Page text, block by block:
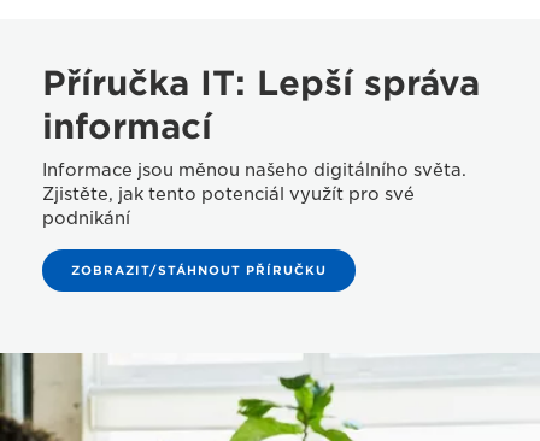
Příručka IT: Lepší správa
informací
Informace jsou měnou našeho digitálního světa.
Zjistěte, jak tento potenciál využít pro své
podnikání
ZOBRAZIT/STÁHNOUT PŘÍRUČKU